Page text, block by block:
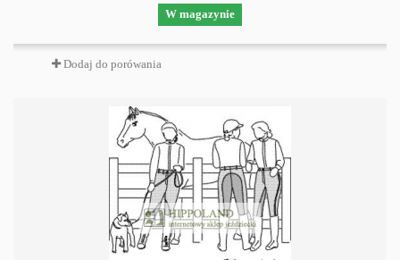
W magazynie
Dodaj do porówania